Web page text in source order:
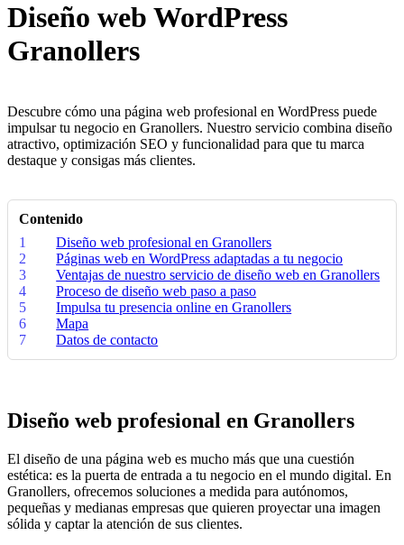
Diseño web WordPress
Granollers
Descubre cómo una página web profesional en WordPress puede
impulsar tu negocio en Granollers. Nuestro servicio combina diseño
atractivo, optimización SEO y funcionalidad para que tu marca
destaque y consigas más clientes.
Contenido
1
Diseño web profesional en Granollers
2
Páginas web en WordPress adaptadas a tu negocio
3
Ventajas de nuestro servicio de diseño web en Granollers
4
Proceso de diseño web paso a paso
5
Impulsa tu presencia online en Granollers
6
Mapa
7
Datos de contacto
Diseño web profesional en Granollers
El diseño de una página web es mucho más que una cuestión
estética: es la puerta de entrada a tu negocio en el mundo digital. En
Granollers, ofrecemos soluciones a medida para autónomos,
pequeñas y medianas empresas que quieren proyectar una imagen
sólida y captar la atención de sus clientes.